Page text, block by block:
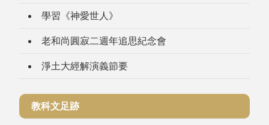
學習《神愛世人》
老和尚圓寂二週年追思紀念會
淨土大經解演義節要
教科文足跡